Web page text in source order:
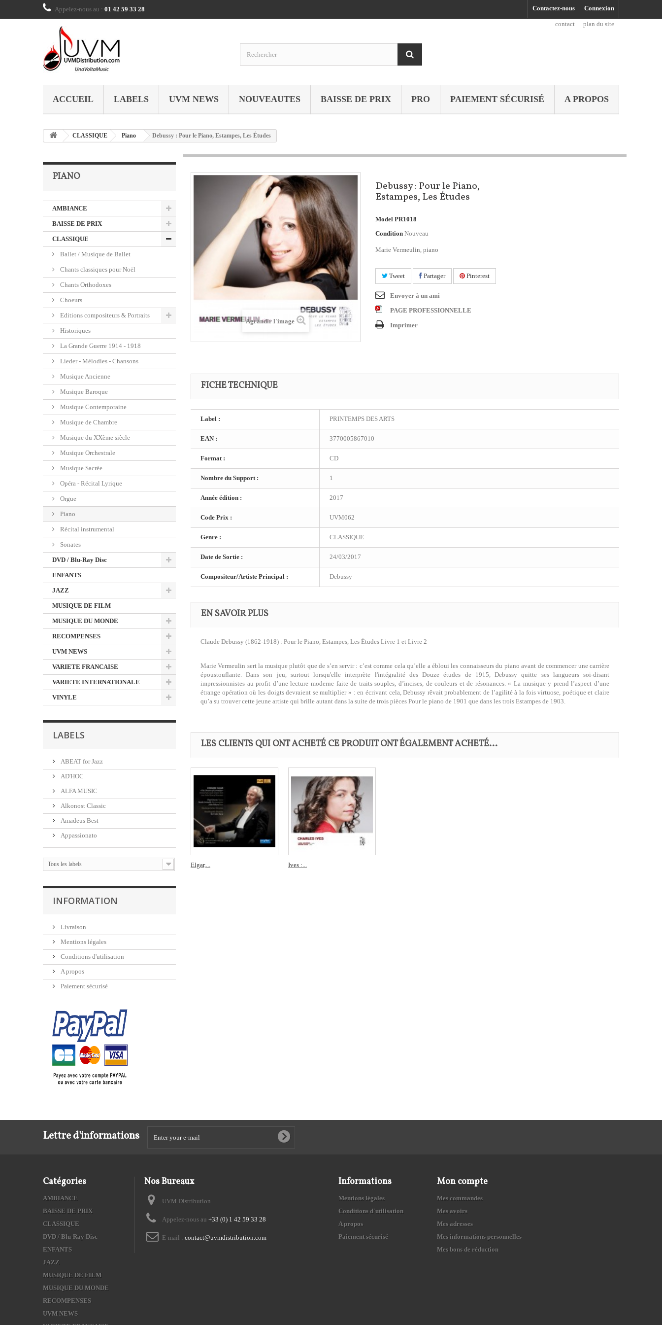
Connexion
Contactez-nous
Appelez-nous au : 01 42 59 33 28
contact
plan du site
ACCUEIL LABELS UVM NEWS NOUVEAUTES BAISSE DE PRIX PRO PAIEMENT SÉCURISÉ A PROPOS
CLASSIQUE Piano Debussy : Pour le Piano, Estampes, Les Études
PIANO
AMBIANCE
BAISSE DE PRIX
CLASSIQUE
Ballet / Musique de Ballet
Chants classiques pour Noël
Chants Orthodoxes
Choeurs
Editions compositeurs & Portraits
Historiques
La Grande Guerre 1914 - 1918
Lieder - Mélodies - Chansons
Musique Ancienne
Musique Baroque
Musique Contemporaine
Musique de Chambre
Musique du XXème siècle
Musique Orchestrale
Musique Sacrée
Opéra - Récital Lyrique
Orgue
Piano
Récital instrumental
Sonates
DVD / Blu-Ray Disc
ENFANTS
JAZZ
MUSIQUE DE FILM
MUSIQUE DU MONDE
RECOMPENSES
UVM NEWS
VARIETE FRANCAISE
VARIETE INTERNATIONALE
VINYLE
LABELS
ABEAT for Jazz
AD'HOC
ALFA MUSIC
Alkonost Classic
Amadeus Best
Appassionato
Tous les labels
INFORMATION
Livraison
Mentions légales
Conditions d'utilisation
A propos
Paiement sécurisé
Agrandir l'image
Debussy : Pour le Piano,
Estampes, Les Études
Model PR1018
Condition Nouveau
Marie Vermeulin, piano
Tweet Partager Pinterest
Envoyer à un ami
PAGE PROFESSIONNELLE
Imprimer
FICHE TECHNIQUE
Label : PRINTEMPS DES ARTS
EAN : 3770005867010
Format : CD
Nombre du Support : 1
Année édition : 2017
Code Prix : UVM062
Genre : CLASSIQUE
Date de Sortie : 24/03/2017
Compositeur/Artiste Principal : Debussy
EN SAVOIR PLUS
Claude Debussy (1862-1918) : Pour le Piano, Estampes, Les Études Livre 1 et Livre 2
Marie Vermeulin sert la musique plutôt que de s’en servir : c’est comme cela qu’elle a ébloui les connaisseurs du piano avant de commencer une carrière
époustouflante. Dans son jeu, surtout lorsqu'elle interprète l'intégralité des Douze études de 1915, Debussy quitte ses langueurs soi-disant
impressionnistes au profit d’une lecture moderne faite de traits souples, d’incises, de couleurs et de résonances. « La musique y prend l’aspect d’une
étrange opération où les doigts devraient se multiplier » : en écrivant cela, Debussy rêvait probablement de l’agilité à la fois virtuose, poétique et claire
qu’a su trouver cette jeune artiste qui brille autant dans la suite de trois pièces Pour le piano de 1901 que dans les trois Estampes de 1903.
LES CLIENTS QUI ONT ACHETÉ CE PRODUIT ONT ÉGALEMENT ACHETÉ...
Elgar,... Ives :...
Lettre d'informations
Catégories
AMBIANCE
BAISSE DE PRIX
CLASSIQUE
DVD / Blu-Ray Disc
ENFANTS
JAZZ
MUSIQUE DE FILM
MUSIQUE DU MONDE
RECOMPENSES
UVM NEWS
Nos Bureaux
UVM Distribution
Appelez-nous au +33 (0) 1 42 59 33 28
E-mail : contact@uvmdistribution.com
Informations
Mentions légales
Conditions d'utilisation
A propos
Paiement sécurisé
Mon compte
Mes commandes
Mes avoirs
Mes adresses
Mes informations personnelles
Mes bons de réduction